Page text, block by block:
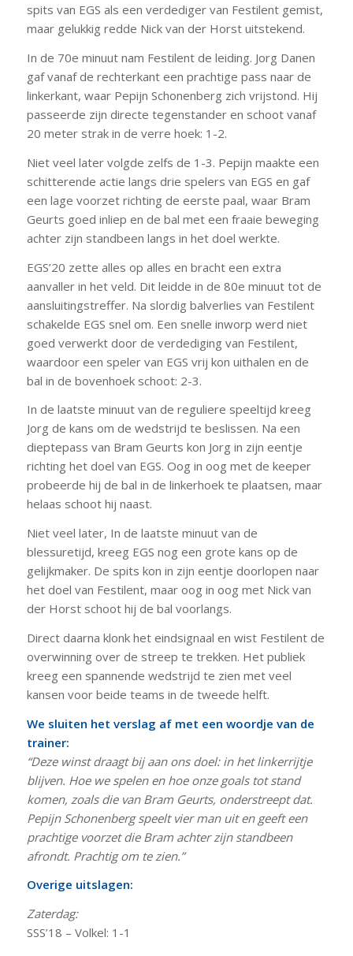
spits van EGS als een verdediger van Festilent gemist,
maar gelukkig redde Nick van der Horst uitstekend.
In de 70e minuut nam Festilent de leiding. Jorg Danen
gaf vanaf de rechterkant een prachtige pass naar de
linkerkant, waar Pepijn Schonenberg zich vrijstond. Hij
passeerde zijn directe tegenstander en schoot vanaf
20 meter strak in de verre hoek: 1-2.
Niet veel later volgde zelfs de 1-3. Pepijn maakte een
schitterende actie langs drie spelers van EGS en gaf
een lage voorzet richting de eerste paal, waar Bram
Geurts goed inliep en de bal met een fraaie beweging
achter zijn standbeen langs in het doel werkte.
EGS’20 zette alles op alles en bracht een extra
aanvaller in het veld. Dit leidde in de 80e minuut tot de
aansluitingstreffer. Na slordig balverlies van Festilent
schakelde EGS snel om. Een snelle inworp werd niet
goed verwerkt door de verdediging van Festilent,
waardoor een speler van EGS vrij kon uithalen en de
bal in de bovenhoek schoot: 2-3.
In de laatste minuut van de reguliere speeltijd kreeg
Jorg de kans om de wedstrijd te beslissen. Na een
dieptepass van Bram Geurts kon Jorg in zijn eentje
richting het doel van EGS. Oog in oog met de keeper
probeerde hij de bal in de linkerhoek te plaatsen, maar
helaas schoot hij naast.
Niet veel later, In de laatste minuut van de
blessuretijd, kreeg EGS nog een grote kans op de
gelijkmaker. De spits kon in zijn eentje doorlopen naar
het doel van Festilent, maar oog in oog met Nick van
der Horst schoot hij de bal voorlangs.
Direct daarna klonk het eindsignaal en wist Festilent de
overwinning over de streep te trekken. Het publiek
kreeg een spannende wedstrijd te zien met veel
kansen voor beide teams in de tweede helft.
We sluiten het verslag af met een woordje van de
trainer:
“Deze winst draagt bij aan ons doel: in het linkerrijtje
blijven. Hoe we spelen en hoe onze goals tot stand
komen, zoals die van Bram Geurts, onderstreept dat.
Pepijn Schonenberg speelt vier man uit en geeft een
prachtige voorzet die Bram achter zijn standbeen
afrondt. Prachtig om te zien.”
Overige uitslagen:
Zaterdag:
SSS’18 – Volkel: 1-1